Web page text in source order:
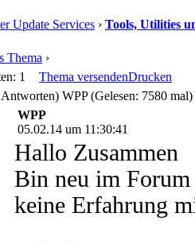
Update Services › Tools, Utilities
Thema ›
1
Thema versendenDrucken
WPP (Gelesen: 7580 mal)
WPP
05.02.14 um 11:30:41
Hallo Zusammen
Bin neu im Forum
keine Erfahrung